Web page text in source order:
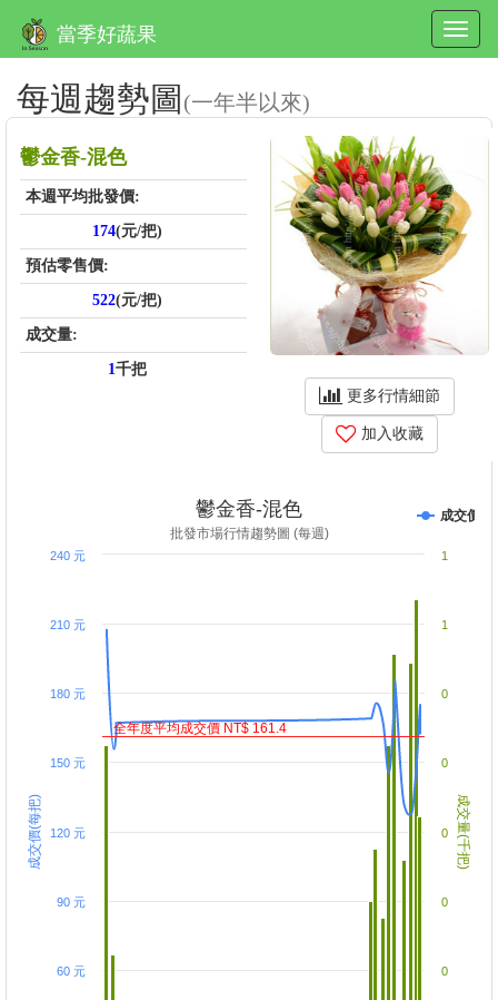
當季好蔬果
每週趨勢圖 (一年半以來)
鬱金香-混色
本週平均批發價:
174(元/把)
預估零售價:
522(元/把)
成交量:
1千把
更多行情細節
加入收藏
成交價(每把) 成交量(千把)
鬱金香-混色
批發市場行情趨勢圖 (每週)
成交價
60 元
90 元
120 元
150 元
180 元
210 元
240 元
0
0
0
0
0
1
1
全年度平均成交價 NT$ 161.4